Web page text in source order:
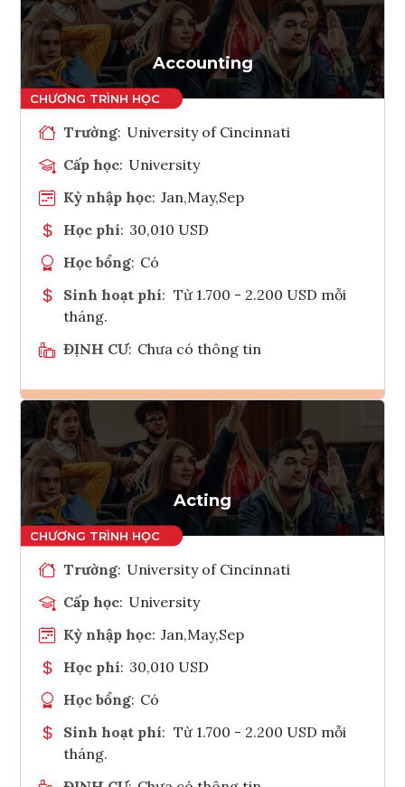
Tham vấn Interlink
Accounting
Trường: University of Cincinnati
Cấp học: University
Kỳ nhập học: Jan,May,Sep
Học phí: 30,010 USD
Học bổng: Có
Sinh hoạt phí: Từ 1.700 - 2.200 USD mỗi
tháng.
ĐỊNH CƯ: Chưa có thông tin
Ghi danh
Tham vấn Interlink
Acting
Trường: University of Cincinnati
Cấp học: University
Kỳ nhập học: Jan,May,Sep
Học phí: 30,010 USD
Học bổng: Có
Sinh hoạt phí: Từ 1.700 - 2.200 USD mỗi
tháng.